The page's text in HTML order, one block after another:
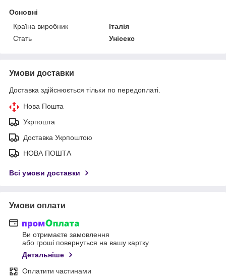
Основні
Країна виробник
Італія
Стать
Унісекс
Умови доставки
Доставка здійснюється тільки по передоплаті.
Нова Пошта
Укрпошта
Доставка Укрпоштою
НОВА ПОШТА
Всі умови доставки
Умови оплати
Ви отримаєте замовлення
або гроші повернуться на вашу картку
Детальніше
Оплатити частинами